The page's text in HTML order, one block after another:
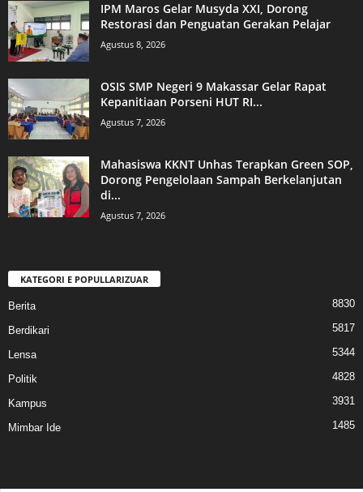
IPM Maros Gelar Musyda XXI, Dorong
Restorasi dan Penguatan Gerakan Pelajar
Agustus 8, 2026
OSIS SMP Negeri 9 Makassar Gelar Rapat
Kepanitiaan Porseni HUT RI...
Agustus 7, 2026
Mahasiswa KKNT Unhas Terapkan Green SOP,
Dorong Pengelolaan Sampah Berkelanjutan
di...
Agustus 7, 2026
KATEGORI E POPULLARIZUAR
Berita 8830
Berdikari 5817
Lensa 5344
Politik 4828
Kampus 3931
Mimbar Ide 1485